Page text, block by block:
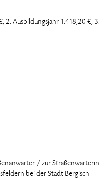
2. Ausbildungsjahr 1.418,20 €, 3.
/ zur Straßenwärterin
bei der Stadt Bergisch